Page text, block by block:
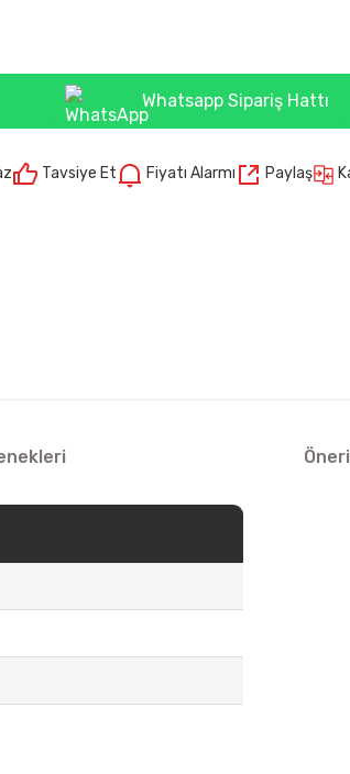
Whatsapp Sipariş Hattı
Tavsiye Et Fiyatı Alarmı Paylaş